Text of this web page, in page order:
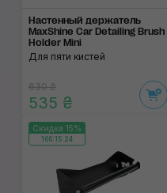
Настенный держатель
MaxShine Car Detailing Brush
Holder Mini
Для пяти кистей
630 ₴
535 ₴
Скидка 15%
166:15:24